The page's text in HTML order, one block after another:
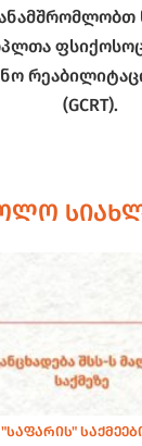
(GCRT).
"ᲡᲐᲤᲐᲠᲘᲡ"